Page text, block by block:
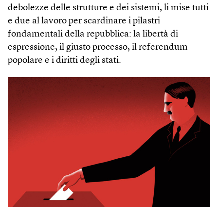
debolezze delle strutture e dei sistemi, li mise tutti
e due al lavoro per scardinare i pilastri
fondamentali della repubblica: la libertà di
espressione, il giusto processo, il referendum
popolare e i diritti degli stati.